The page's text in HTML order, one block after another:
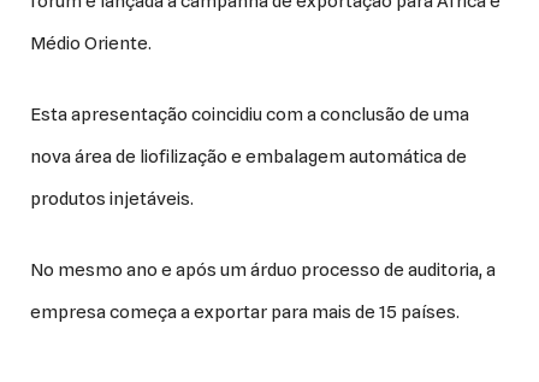
Médio Oriente.
Esta apresentação coincidiu com a conclusão de uma
nova área de liofilização e embalagem automática de
produtos injetáveis.
No mesmo ano e após um árduo processo de auditoria, a
empresa começa a exportar para mais de 15 países.